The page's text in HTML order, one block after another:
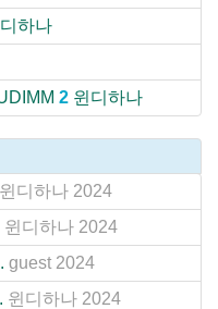
하나
2 윈디하나
윈디하나 2024
윈디하나 2024
guest 2024
윈디하나 2024